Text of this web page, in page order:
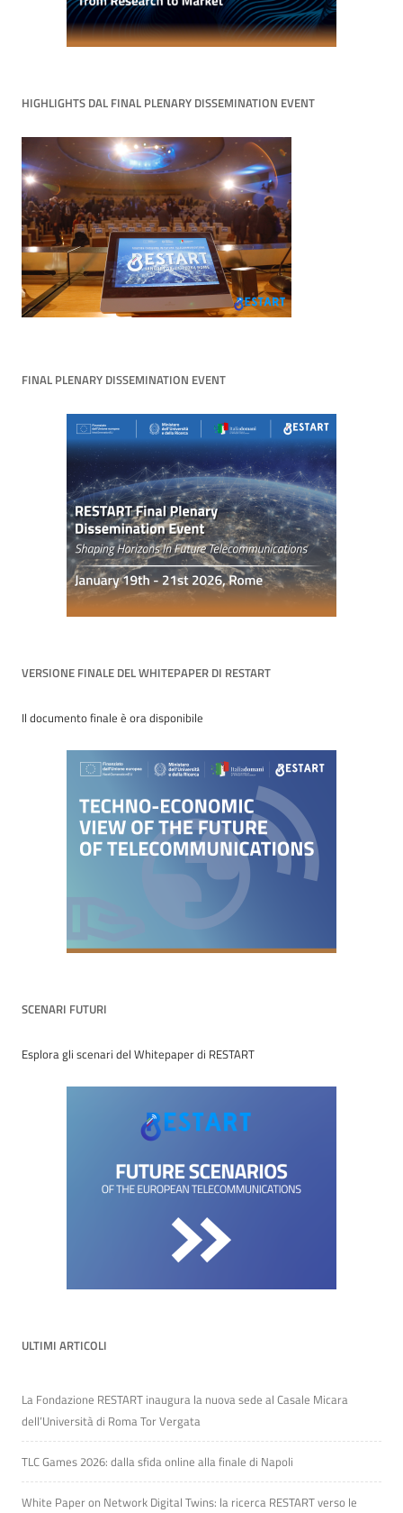
HIGHLIGHTS DAL FINAL PLENARY DISSEMINATION EVENT
FINAL PLENARY DISSEMINATION EVENT
VERSIONE FINALE DEL WHITEPAPER DI RESTART
Il documento finale è ora disponibile
SCENARI FUTURI
Esplora gli scenari del Whitepaper di RESTART
ULTIMI ARTICOLI
La Fondazione RESTART inaugura la nuova sede al Casale Micara
dell’Università di Roma Tor Vergata
TLC Games 2026: dalla sfida online alla finale di Napoli
White Paper on Network Digital Twins: la ricerca RESTART verso le